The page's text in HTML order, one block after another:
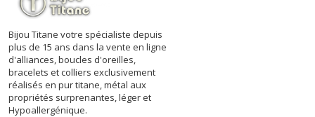
Bijou Titane votre spécialiste depuis
plus de 15 ans dans la vente en ligne
d'alliances, boucles d'oreilles,
bracelets et colliers exclusivement
réalisés en pur titane, métal aux
propriétés surprenantes, léger et
Hypoallergénique.